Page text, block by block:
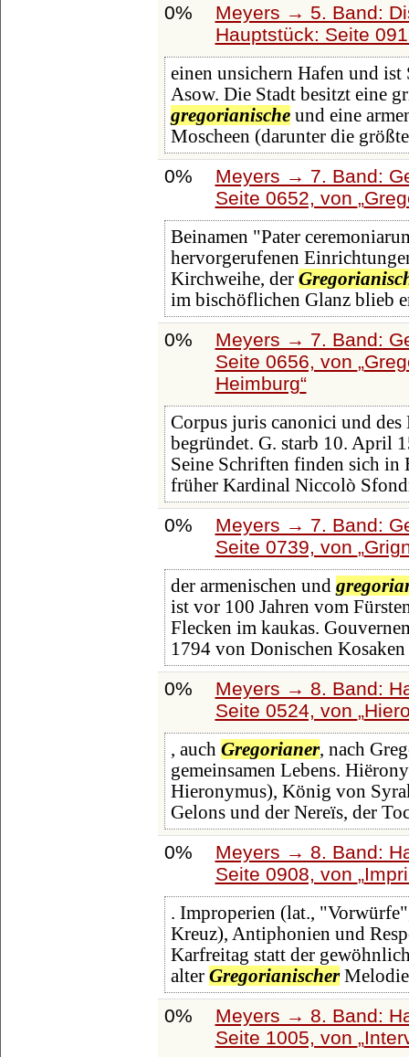
0%
Meyers → 5. Band:
Hauptstück: Seite
einen unsichern Hafen und
Asow. Die Stadt besitzt eine
gregorianischeund eine
Moscheen (darunter die
0%
Meyers → 7. Band:
Seite 0652, von
Beinamen "Pater
hervorgerufenen
Kirchweihe, der
im bischöflichen Glanz blieb
0%
Meyers → 7. Band:
Seite 0656, von
Heimburg
Corpus juris canonici und des
begründet. G. starb 10. April
Seine Schriften finden sich
früher Kardinal Niccolò
0%
Meyers → 7. Band:
Seite 0739, von
der armenischen und
ist vor 100 Jahren vom
Flecken im kaukas.
1794 von Donischen
0%
Meyers → 8. Band:
Seite 0524, von
, auch Gregorianer, nach
gemeinsamen Lebens.
Hieronymus), König von
Gelons und der Nereïs, der
0%
Meyers → 8. Band:
Seite 0908, von
. Improperien (lat.,
Kreuz), Antiphonien und
Karfreitag statt der
alter Gregorianischer
0%
Meyers → 8. Band:
Seite 1005, von